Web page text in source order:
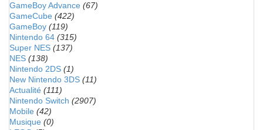
GameBoy Advance (67)
GameCube (422)
GameBoy (119)
Nintendo 64 (315)
Super NES (137)
NES (138)
Nintendo 2DS (1)
New Nintendo 3DS (11)
Actualité (111)
Nintendo Switch (2907)
Mobile (42)
Musique (0)